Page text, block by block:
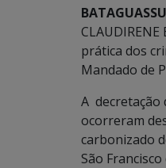
prática dos
Mandado de
A decretação
ocorreram
carbonizado
São